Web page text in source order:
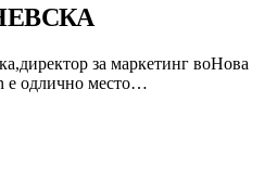
за маркетинг воНова
е одлично место…